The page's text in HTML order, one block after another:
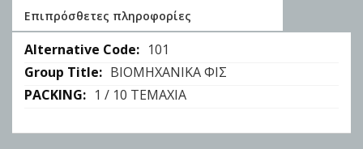
Επιπρόσθετες πληροφορίες
Επιπρόσθετες
πληροφορίες
101
ΒΙΟΜΗΧΑΝΙΚΑ ΦΙΣ
1 / 10 ΤΕΜΑΧΙΑ